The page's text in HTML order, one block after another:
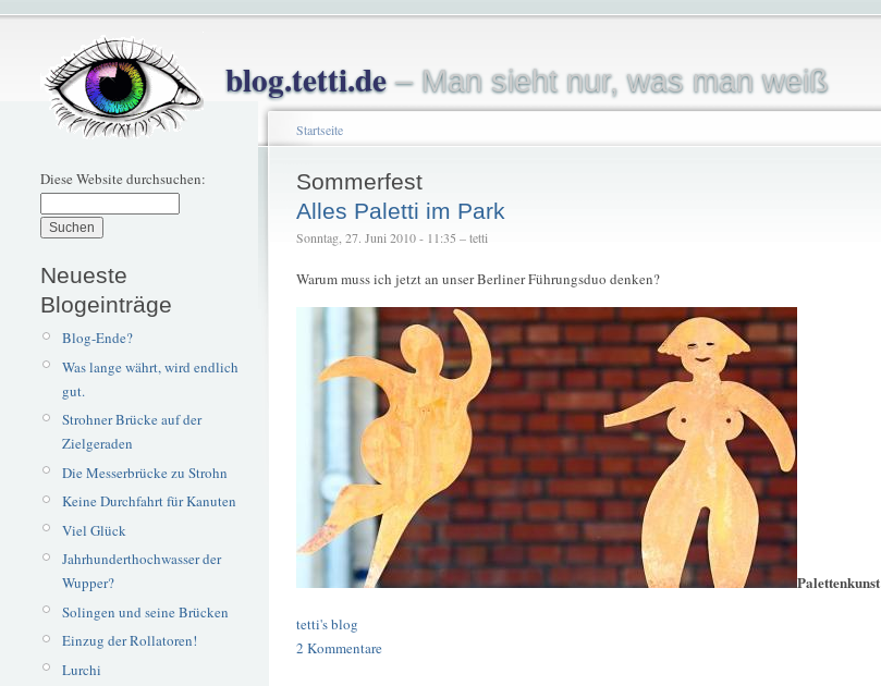
blog.tetti.de– Man sieht nur, was man weiß
Diese Website durchsuchen:
Neueste
Blogeinträge
Blog-Ende?
Was lange währt, wird endlich
gut.
Strohner Brücke auf der
Zielgeraden
Die Messerbrücke zu Strohn
Keine Durchfahrt für Kanuten
Viel Glück
Jahrhunderthochwasser der
Wupper?
Solingen und seine Brücken
Einzug der Rollatoren!
Lurchi
Startseite
Sommerfest
Alles Paletti im Park
Sonntag, 27. Juni 2010 - 11:35 – tetti
Warum muss ich jetzt an unser Berliner Führungsduo denken?
Palettenkunst
tetti's blog
2 Kommentare